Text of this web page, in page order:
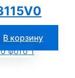
В корзину